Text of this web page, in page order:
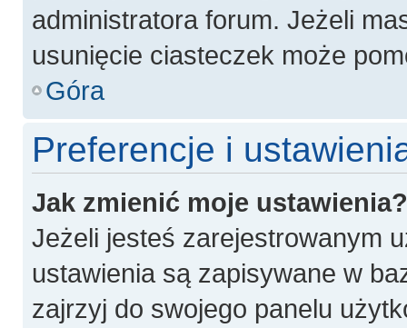
administratora forum. Jeżeli
usunięcie ciasteczek może
Góra
Preferencje i
Jak zmienić moje ustawienia?
Jeżeli jesteś zarejestrowanym
ustawienia są zapisywane w
zajrzyj do swojego panelu